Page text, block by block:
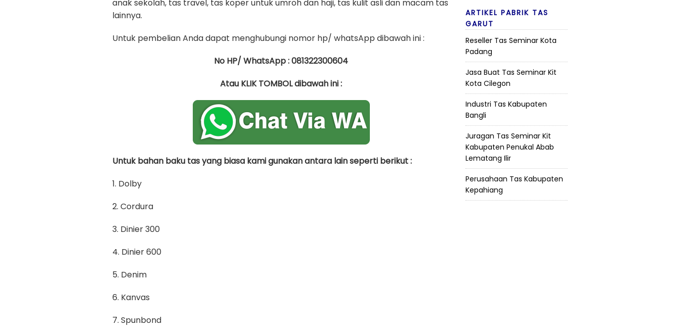
anak sekolah, tas travel, tas koper untuk umroh dan haji, tas kulit asli dan macam tas
lainnya.
Untuk pembelian Anda dapat menghubungi nomor hp/ whatsApp dibawah ini :
No HP/ WhatsApp : 081322300604
Atau KLIK TOMBOL dibawah ini :
Untuk bahan baku tas yang biasa kami gunakan antara lain seperti berikut :
1. Dolby
2. Cordura
3. Dinier 300
4. Dinier 600
5. Denim
6. Kanvas
7. Spunbond
ARTIKEL PABRIK TAS
GARUT
Reseller Tas Seminar Kota
Padang
Jasa Buat Tas Seminar Kit
Kota Cilegon
Industri Tas Kabupaten
Bangli
Juragan Tas Seminar Kit
Kabupaten Penukal Abab
Lematang Ilir
Perusahaan Tas Kabupaten
Kepahiang